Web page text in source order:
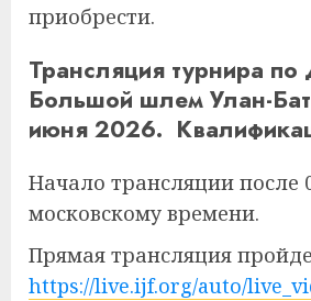
приобрести.
Трансляция турнира
Большой шлем Улан-
июня 2026.
Начало трансляции после
московскому времени.
Прямая трансляция
https://live.ijf.org/auto/